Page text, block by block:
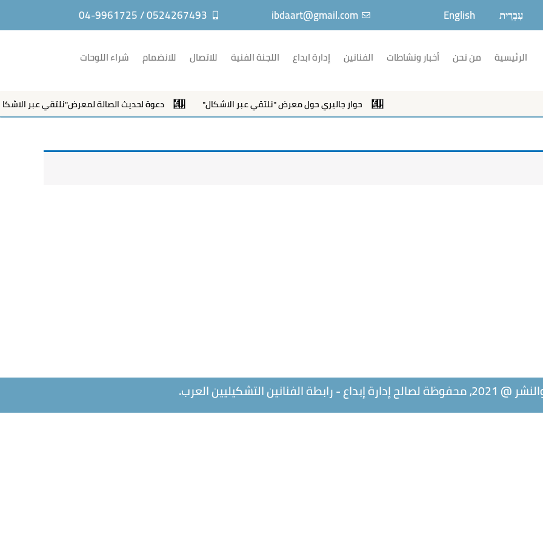
עִבְרִית English
ibdaart@gmail.com
0524267493 / 04-9961725
الرئيسية من نحن أخبار ونشاطات الفنانين إدارة ابداع اللجنة الفنية للاتصال للانضمام شراء اللوحات
حوار جاليري حول معرض "نلتقي عبر الاشكال" دعوة لحديث الصالة لمعرض"نلتقي عبر الاشكال"
التشكيليين العرب.